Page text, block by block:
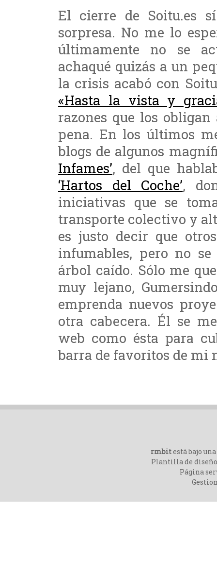
El cierre de Soitu.es
sorpresa. No me lo
últimamente no se
achaqué quizás a un
la crisis acabó con
«Hasta la vista y
razones que los
pena. En los últimos
blogs de algunos
Infames’, del que
‘Hartos del Coche’,
iniciativas que se
transporte colectivo y
es justo decir que
infumables, pero no
árbol caído. Sólo me
muy lejano,
emprenda nuevos
otra cabecera. Él se
web como ésta para
barra de favoritos de mi
rmbitestá bajo una
Plantilla de
Página